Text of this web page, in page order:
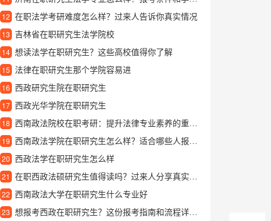
12 在职法学考研难度怎么样？过来人告诉你真实情况
13 吉林省在职研究生法学院校
14 想读法学在职研究生？这些高校值得你了解
15 法律在职研究生那个学院容易进
16 西政研究生院在职研究生
17 西政光华学院在职研究生
18 西南政法院校在职考研：提升法律专业素养的重要路径
19 西南政法学院在职研究生怎么样？适合哪些人报考？
20 西政法学在职研究生怎么样
21 在职西政法硕研究生值得读吗？过来人分享真实就读体验
22 西南政法大学在职研究生什么专业好
23 想报考西政在职研究生？这份报考指南和流程详解请收好